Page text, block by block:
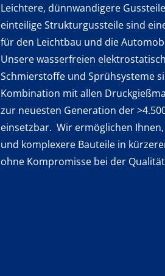
Leichtere, dünnwandigere
einteilige Strukturgussteile sind
für den Leichtbau und die
Unsere wasserfreien
Schmierstoffe und Sprühsysteme
Kombination mit allen
zur neuesten Generation der
einsetzbar. Wir ermöglichen
und komplexere Bauteile in
ohne Kompromisse bei der